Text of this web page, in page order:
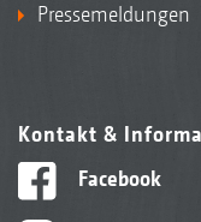
Pressemeldungen
Kontakt &
Facebook